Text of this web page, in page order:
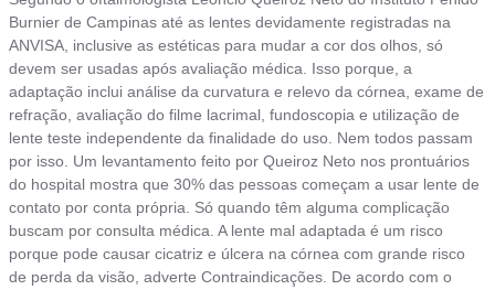
Burnier de Campinas até as lentes devidamente registradas na
ANVISA, inclusive as estéticas para mudar a cor dos olhos, só
devem ser usadas após avaliação médica. Isso porque, a
adaptação inclui análise da curvatura e relevo da córnea, exame de
refração, avaliação do filme lacrimal, fundoscopia e utilização de
lente teste independente da finalidade do uso. Nem todos passam
por isso. Um levantamento feito por Queiroz Neto nos prontuários
do hospital mostra que 30% das pessoas começam a usar lente de
contato por conta própria. Só quando têm alguma complicação
buscam por consulta médica. A lente mal adaptada é um risco
porque pode causar cicatriz e úlcera na córnea com grande risco
de perda da visão, adverte Contraindicações. De acordo com o